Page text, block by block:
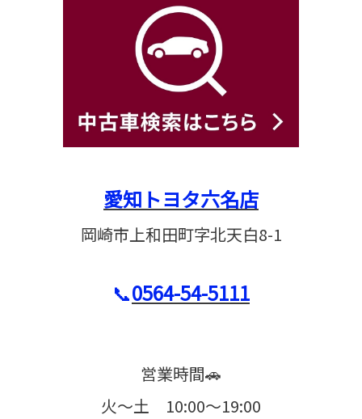
愛知トヨタ六名店
岡崎市上和田町字北天白8-1
📞0564-54-5111
営業時間🚗
火〜土 10:00〜19:00